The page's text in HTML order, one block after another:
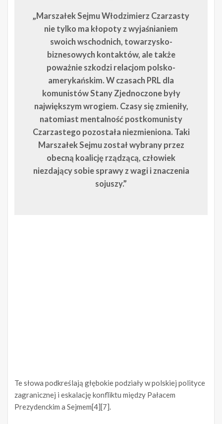
„Marszałek Sejmu Włodzimierz Czarzasty
nie tylko ma kłopoty z wyjaśnianiem
swoich wschodnich, towarzysko-
biznesowych kontaktów, ale także
poważnie szkodzi relacjom polsko-
amerykańskim. W czasach PRL dla
komunistów Stany Zjednoczone były
największym wrogiem. Czasy się zmieniły,
natomiast mentalność postkomunisty
Czarzastego pozostała niezmieniona. Taki
Marszałek Sejmu został wybrany przez
obecną koalicję rządzącą, człowiek
niezdający sobie sprawy z wagi i znaczenia
sojuszy.”
Te słowa podkreślają głębokie podziały w polskiej polityce
zagranicznej i eskalację konfliktu między Pałacem
Prezydenckim a Sejmem[4][7].